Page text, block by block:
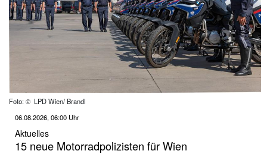
Foto: © LPD Wien/ Brandl
06.08.2026, 06:00 Uhr
Aktuelles
15 neue Motorradpolizisten für Wien